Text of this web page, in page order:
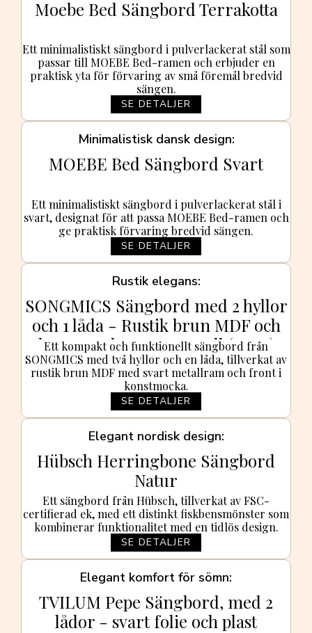
Moebe Bed Sängbord Terrakotta
Ett minimalistiskt sängbord i pulverlackerat stål som
passar till MOEBE Bed-ramen och erbjuder en
praktisk yta för förvaring av små föremål bredvid
sängen.
SE DETALJER
Minimalistisk dansk design
MOEBE Bed Sängbord Svart
Ett minimalistiskt sängbord i pulverlackerat stål i
svart, designat för att passa MOEBE Bed-ramen och
ge praktisk förvaring bredvid sängen.
SE DETALJER
Rustik elegans
SONGMICS Sängbord med 2 hyllor
och 1 låda - Rustik brun MDF och
konstmocka/svart metall (41x41)
Ett kompakt och funktionellt sängbord från
SONGMICS med två hyllor och en låda, tillverkat av
rustik brun MDF med svart metallram och front i
konstmocka.
SE DETALJER
Elegant nordisk design
Hübsch Herringbone Sängbord
Natur
Ett sängbord från Hübsch, tillverkat av FSC-
certifierad ek, med ett distinkt fiskbensmönster som
kombinerar funktionalitet med en tidlös design.
SE DETALJER
Elegant komfort för sömn
TVILUM Pepe Sängbord, med 2
lådor - svart folie och plast